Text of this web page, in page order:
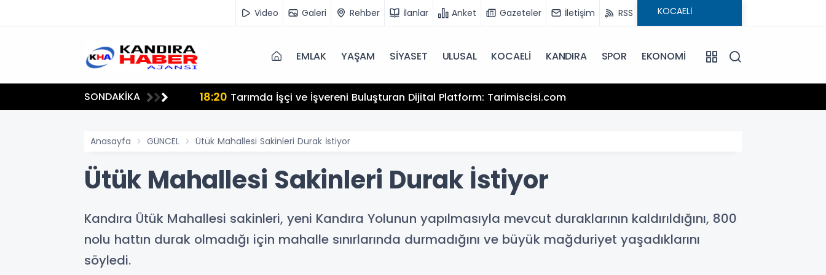
Video Galeri Rehber İlanlar Anket Gazeteler İletişim RSS
EMLAK YAŞAM SİYASET ULUSAL KOCAELİ KANDIRA SPOR EKONOMİ
SONDAKİKA 18:20 Tarımda İşçi ve İşvereni Buluşturan Dijital Platform: Tarimiscisi.com
Anasayfa GÜNCEL Ütük Mahallesi Sakinleri Durak İstiyor
Ütük Mahallesi Sakinleri Durak İstiyor
Kandıra Ütük Mahallesi sakinleri, yeni Kandıra Yolunun yapılmasıyla mevcut duraklarının kaldırıldığını, 800
nolu hattın durak olmadığı için mahalle sınırlarında durmadığını ve büyük mağduriyet yaşadıklarını
söyledi.